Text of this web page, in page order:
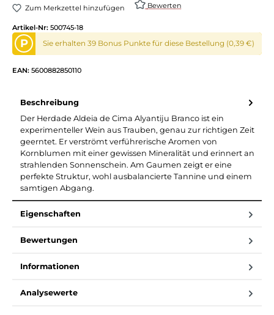
Zum Merkzettel hinzufügen Bewerten
Artikel-Nr: 500745-18
P Sie erhalten 39 Bonus Punkte für diese Bestellung (0,39 €)
EAN: 5600882850110
Beschreibung
Der Herdade Aldeia de Cima Alyantiju Branco ist ein
experimenteller Wein aus Trauben, genau zur richtigen Zeit
geerntet. Er verströmt verführerische Aromen von
Kornblumen mit einer gewissen Mineralität und erinnert an
strahlenden Sonnenschein. Am Gaumen zeigt er eine
perfekte Struktur, wohl ausbalancierte Tannine und einem
samtigen Abgang.
Eigenschaften
Bewertungen
Informationen
Analysewerte